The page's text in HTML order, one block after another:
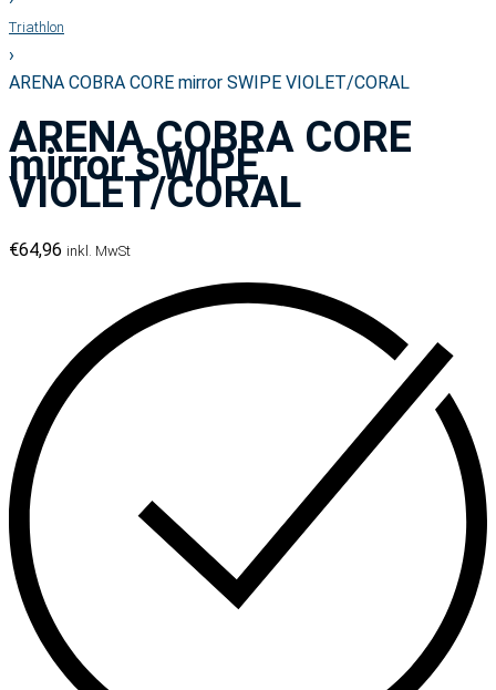
Triathlon
›
ARENA COBRA CORE mirror SWIPE VIOLET/CORAL
ARENA COBRA CORE
mirror SWIPE
VIOLET/CORAL
€64,96 inkl. MwSt